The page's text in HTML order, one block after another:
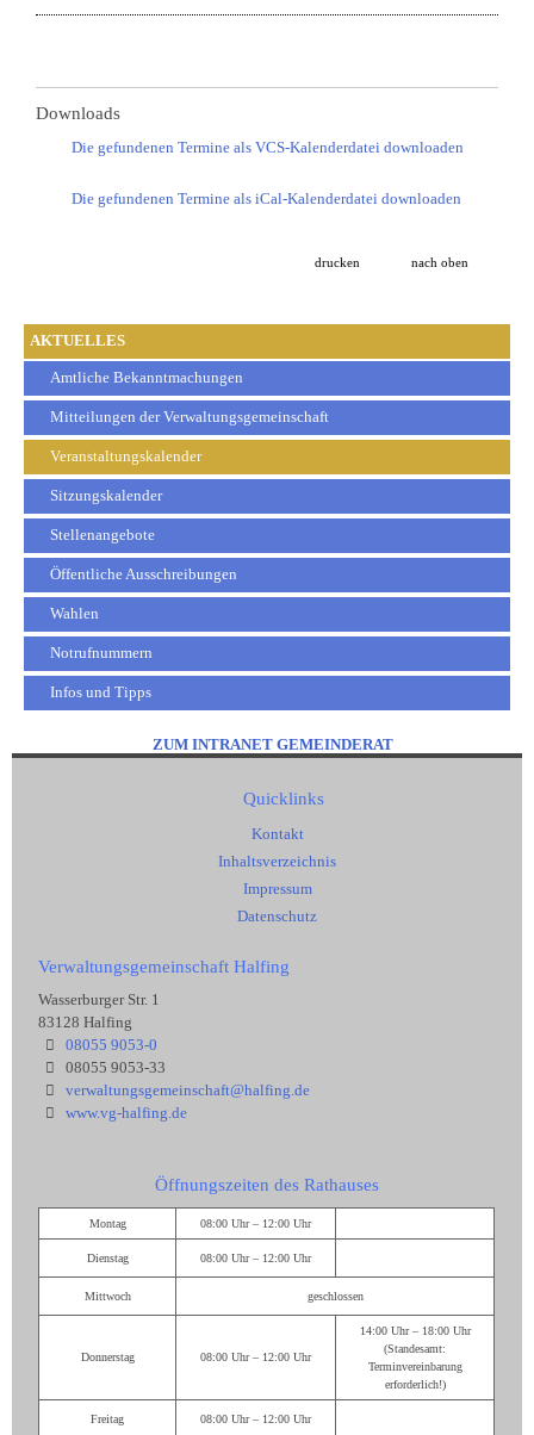
AKTUELLES
Amtliche Bekanntmachungen
Mitteilungen der Verwaltungsgemeinschaft
Veranstaltungskalender
Sitzungskalender
Stellenangebote
Öffentliche Ausschreibungen
Wahlen
Notrufnummern
Infos und Tipps
Downloads
Die gefundenen Termine als VCS-Kalenderdatei downloaden
Die gefundenen Termine als iCal-Kalenderdatei downloaden
drucken nach oben
ZUM INTRANET GEMEINDERAT
Quicklinks
Kontakt
Inhaltsverzeichnis
Impressum
Datenschutz
Verwaltungsgemeinschaft Halfing
Wasserburger Str. 1
83128 Halfing
08055 9053-0
08055 9053-33
verwaltungsgemeinschaft@halfing.de
www.vg-halfing.de
Öffnungszeiten des Rathauses
Montag 08:00 Uhr – 12:00 Uhr
Dienstag 08:00 Uhr – 12:00 Uhr
Mittwoch geschlossen
Donnerstag 08:00 Uhr – 12:00 Uhr
14:00 Uhr – 18:00 Uhr
(Standesamt:
Terminvereinbarung
erforderlich!)
Freitag 08:00 Uhr – 12:00 Uhr